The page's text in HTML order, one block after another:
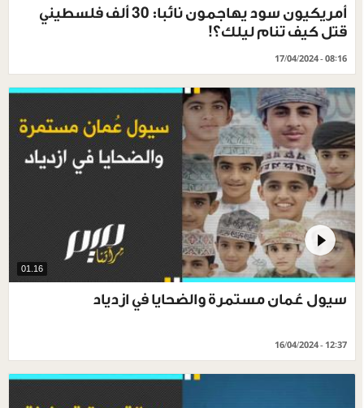
أمريكيون سود يهاجمون نائبا: 30 ألف فلسطيني
قتل كيف تنام ليلك؟!
17/04/2024 - 08:16
01.16
سيول عُمان مستمرة والضحايا في ازدياد
16/04/2024 - 12:37